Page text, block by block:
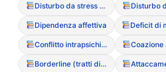
Disturbo da stress post-traumatico (PTSD)
Dipendenza affettiva
Conflitto intrapsichico Coazione
Borderline (tratti di personalit?)